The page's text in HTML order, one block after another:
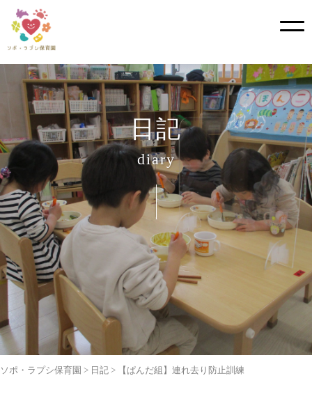
Skip
content
日記
diary
ソポ・ラプシ保育園 > 日記 > 【ぱんだ組】連れ去り防止訓練